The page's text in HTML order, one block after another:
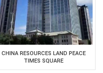
CHINA RESOURCES LAND PEACE
TIMES SQUARE